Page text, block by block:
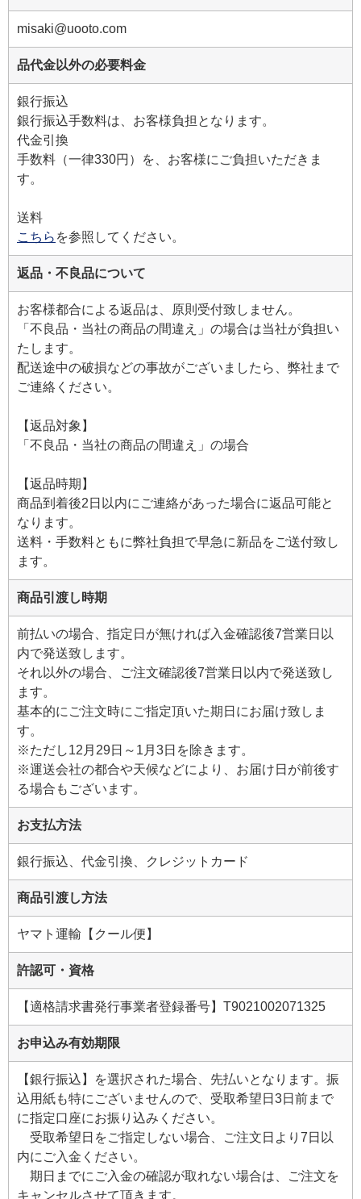
misaki@uooto.com
品代金以外の必要料金
銀行振込
銀行振込手数料は、お客様負担となります。
代金引換
手数料（一律330円）を、お客様にご負担いただきま
す。
送料
こちら を参照してください。
返品・不良品について
お客様都合による返品は、原則受付致しません。
「不良品・当社の商品の間違え」の場合は当社が負担い
たします。
配送途中の破損などの事故がございましたら、弊社まで
ご連絡ください。
【返品対象】
「不良品・当社の商品の間違え」の場合
【返品時期】
商品到着後2日以内にご連絡があった場合に返品可能と
なります。
送料・手数料ともに弊社負担で早急に新品をご送付致し
ます。
商品引渡し時期
前払いの場合、指定日が無ければ入金確認後7営業日以
内で発送致します。
それ以外の場合、ご注文確認後7営業日以内で発送致し
ます。
基本的にご注文時にご指定頂いた期日にお届け致しま
す。
※ただし12月29日～1月3日を除きます。
※運送会社の都合や天候などにより、お届け日が前後す
る場合もございます。
お支払方法
銀行振込、代金引換、クレジットカード
商品引渡し方法
ヤマト運輸【クール便】
許認可・資格
【適格請求書発行事業者登録番号】T9021002071325
お申込み有効期限
【銀行振込】を選択された場合、先払いとなります。振
込用紙も特にございませんので、受取希望日3日前まで
に指定口座にお振り込みください。
受取希望日をご指定しない場合、ご注文日より7日以
内にご入金ください。
期日までにご入金の確認が取れない場合は、ご注文を
キャンセルさせて頂きます。